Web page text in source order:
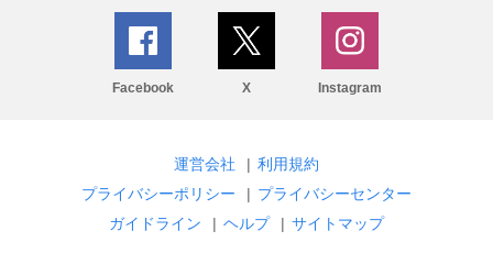
Facebook X Instagram
運営会社 | 利用規約
プライバシーポリシー
| プライバシーセンター
ガイドライン
| ヘルプ | サイトマップ